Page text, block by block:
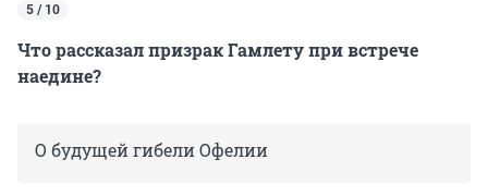
5 / 10
Что рассказал призрак Гамлету при встрече
наедине?
О будущей гибели Офелии